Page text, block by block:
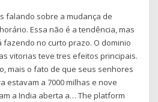
falando sobre a mudança de
Essa não é a tendência, mas
fazendo no curto prazo. O dominio
vitorias teve tres efeitos principais.
mais o fato de que seus senhores
estavam a 7000 milhas e nove
a India aberta a… The platform